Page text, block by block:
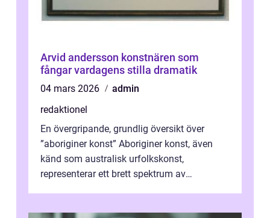
Arvid andersson konstnären som
fångar vardagens stilla dramatik
04 mars 2026
admin
redaktionel
En övergripande, grundlig översikt över
”aboriginer konst” Aboriginer konst, även
känd som australisk urfolkskonst,
representerar ett brett spektrum av